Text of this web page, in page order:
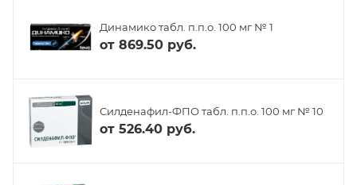
Динамико табл. п.п.о. 100 мг № 1
от 869.50 руб.
Силденафил-ФПО табл. п.п.о. 100 мг № 10
от 526.40 руб.